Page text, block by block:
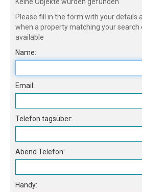
Please fill in the form with your details
when a property matching your search
available
Name:
Email:
Telefon tagsüber:
Abend Telefon:
Handy: